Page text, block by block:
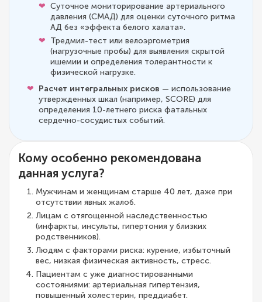
Суточное мониторирование артериального
давления (СМАД) для оценки суточного ритма
АД без «эффекта белого халата».
Тредмил-тест или велоэргометрия
(нагрузочные пробы) для выявления скрытой
ишемии и определения толерантности к
физической нагрузке.
Расчет интегральных рисков — использование
утвержденных шкал (например, SCORE) для
определения 10-летнего риска фатальных
сердечно-сосудистых событий.
Кому особенно рекомендована
данная услуга?
Мужчинам и женщинам старше 40 лет, даже при
отсутствии явных жалоб.
Лицам с отягощенной наследственностью
(инфаркты, инсульты, гипертония у близких
родственников).
Людям с факторами риска: курение, избыточный
вес, низкая физическая активность, стресс.
Пациентам с уже диагностированными
состояниями: артериальная гипертензия,
повышенный холестерин, преддиабет.